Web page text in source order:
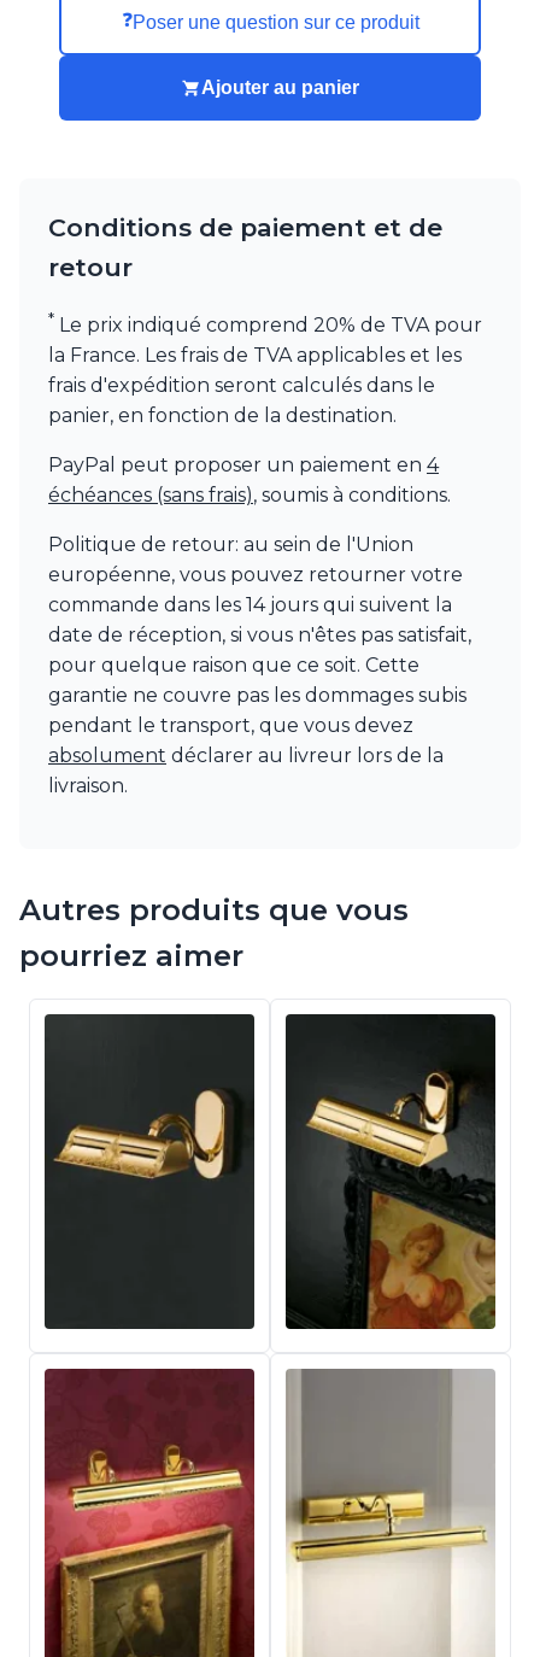
Munari par Stylnove Ceramiche
Original BTC
Robin
Royal Botania
Sedap
Terzani
Tonone
Trilum
Vincent Sheppard
Vistosi
Watsberg
❓Poser une question sur ce produit
Ajouter au panier
Conditions de paiement et de
retour
* Le prix indiqué comprend 20% de TVA pour
la France. Les frais de TVA applicables et les
frais d'expédition seront calculés dans le
panier, en fonction de la destination.
PayPal peut proposer un paiement en 4
échéances (sans frais), soumis à conditions.
Politique de retour: au sein de l'Union
européenne, vous pouvez retourner votre
commande dans les 14 jours qui suivent la
date de réception, si vous n'êtes pas satisfait,
pour quelque raison que ce soit. Cette
garantie ne couvre pas les dommages subis
pendant le transport, que vous devez
absolument déclarer au livreur lors de la
livraison.
Autres produits que vous
pourriez aimer